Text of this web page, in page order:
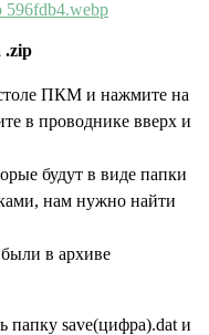
.zip
ПКМ и нажмите на
в проводнике вверх и
будут в виде папки
нам нужно найти
в архиве
папку save(цифра).dat и